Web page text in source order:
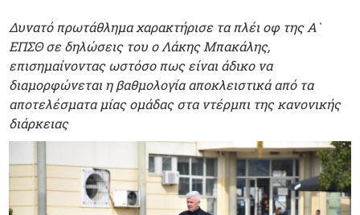
Δυνατό πρωτάθλημα χαρακτήρισε τα πλέι οφ της Α`
ΕΠΣΘ σε δηλώσεις του ο Λάκης Μπακάλης,
επισημαίνοντας ωστόσο πως είναι άδικο να
διαμορφώνεται η βαθμολογία αποκλειστικά από τα
αποτελέσματα μίας ομάδας στα ντέρμπι της κανονικής
διάρκειας